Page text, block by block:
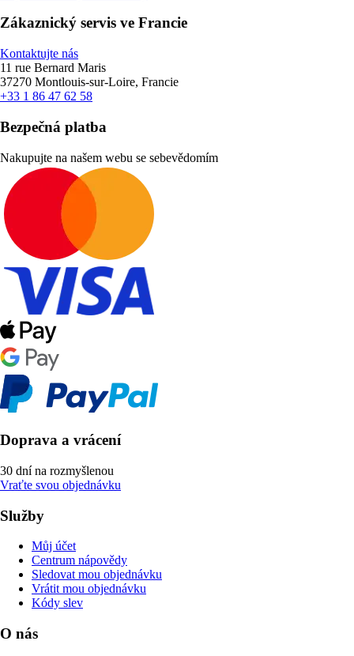
Zákaznický servis ve Francie
Kontaktujte nás
11 rue Bernard Maris
37270 Montlouis-sur-Loire, Francie
+33 1 86 47 62 58
Bezpečná platba
Nakupujte na našem webu se sebevědomím
Doprava a vrácení
30 dní na rozmyšlenou
Vraťte svou objednávku
Služby
Můj účet
Centrum nápovědy
Sledovat mou objednávku
Vrátit mou objednávku
Kódy slev
O nás